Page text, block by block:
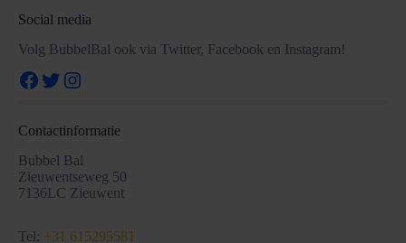
Social media
Volg BubbelBal ook via Twitter, Facebook en Instagram!
Facebook
Twitter
Instagram
Contactinformatie
Bubbel Bal
Zieuwentseweg 50
7136LC Zieuwent
Tel: +31 615295581